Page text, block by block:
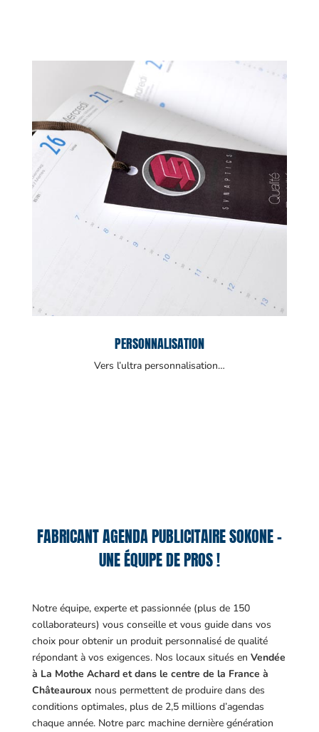
PERSONNALISATION
Vers l’ultra personnalisation…
FABRICANT AGENDA PUBLICITAIRE SOKONE –
UNE ÉQUIPE DE PROS !
Notre équipe, experte et passionnée (plus de 150
collaborateurs) vous conseille et vous guide dans vos
choix pour obtenir un produit personnalisé de qualité
répondant à vos exigences. Nos locaux situés en Vendée
à La Mothe Achard et dans le centre de la France à
Châteauroux nous permettent de produire dans des
conditions optimales, plus de 2,5 millions d’agendas
chaque année. Notre parc machine dernière génération